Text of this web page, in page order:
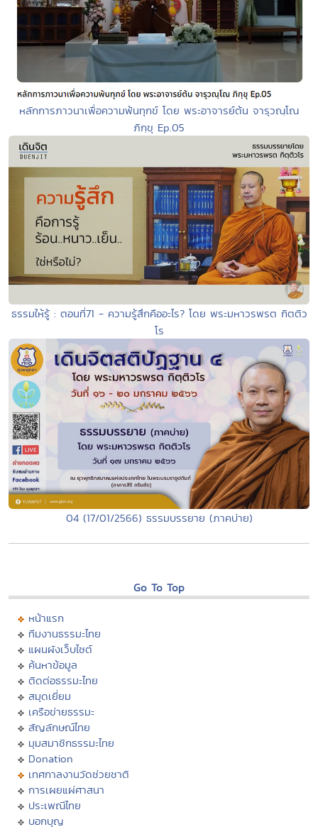
หลักการภาวนาเพื่อความพ้นทุกข์ โดย พระอาจารย์ต้น จารุวณฺโณ
ภิกฺขุ Ep.05
ธรรมให้รู้ : ตอนที่71 - ความรู้สึกคืออะไร? โดย พระมหาวรพรต กิตติว
โร
04 (17/01/2566) ธรรมบรรยาย (ภาคบ่าย)
Go To Top
หน้าแรก
ทีมงานธรรมะไทย
แผนผังเว็บไซต์
ค้นหาข้อมูล
ติดต่อธรรมะไทย
สมุดเยี่ยม
เครือข่ายธรรมะ
สัญลักษณ์ไทย
มุมสมาชิกธรรมะไทย
Donation
เทศกาลงานวัดช่วยชาติ
การเผยแผ่ศาสนา
ประเพณีไทย
บอกบุญ